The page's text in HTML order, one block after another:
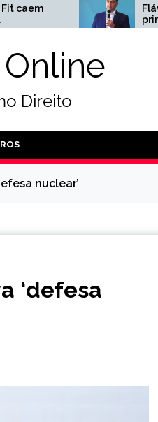
Flávio Bolsonaro anuncia
primeira redução de
impostos
Direito
nuclear’
‘defesa